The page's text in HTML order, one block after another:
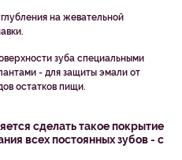
на жевательной
зуба специальными
- для защиты эмали от
остатков пищи.
сделать такое покрытие
всех постоянных зубов - с